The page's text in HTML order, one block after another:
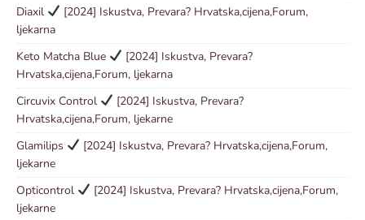
Diaxil
[2024] Iskustva, Prevara? Hrvatska,cijena,Forum,
ljekarna
Keto Matcha Blue
[2024] Iskustva, Prevara?
Hrvatska,cijena,Forum, ljekarna
Circuvix Control
[2024] Iskustva, Prevara?
Hrvatska,cijena,Forum, ljekarne
Glamilips
[2024] Iskustva, Prevara? Hrvatska,cijena,Forum,
ljekarne
Opticontrol
[2024] Iskustva, Prevara? Hrvatska,cijena,Forum,
ljekarne